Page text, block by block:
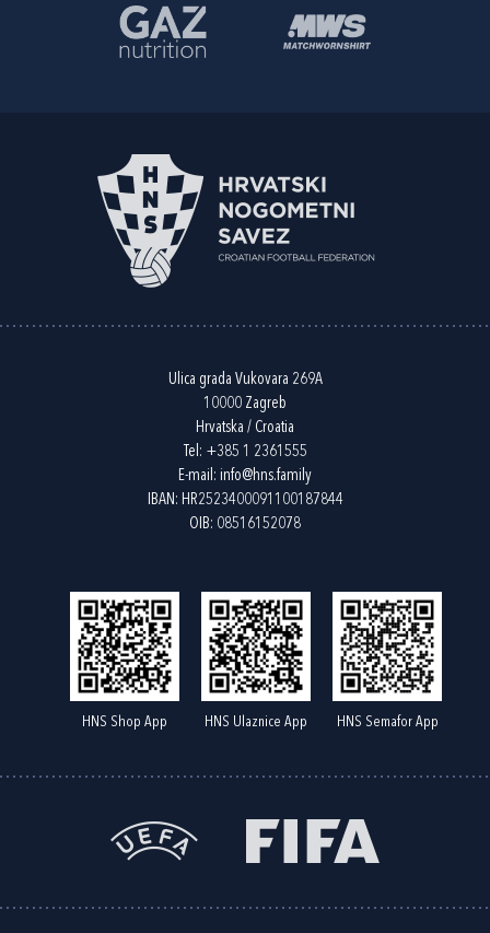
Ulica grada Vukovara 269A
10000 Zagreb
Hrvatska / Croatia
Tel: +385 1 2361555
E-mail: info@hns.family
IBAN: HR2523400091100187844
OIB: 08516152078
HNS Shop App HNS Ulaznice App HNS Semafor App